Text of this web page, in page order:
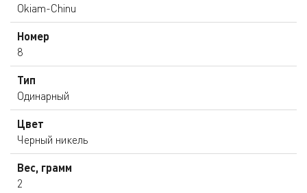
Okiam-Chinu
Номер
8
Тип
Одинарный
Цвет
Черный никель
Вес, грамм
2